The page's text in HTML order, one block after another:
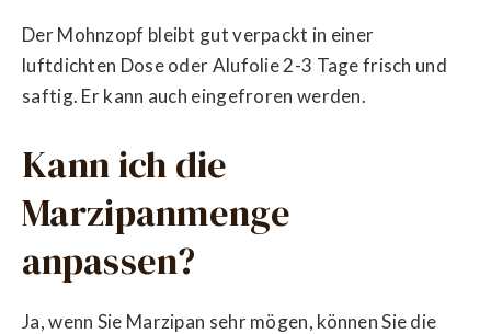
Der Mohnzopf bleibt gut verpackt in einer
luftdichten Dose oder Alufolie 2-3 Tage frisch und
saftig. Er kann auch eingefroren werden.
Kann ich die
Marzipanmenge
anpassen?
Ja, wenn Sie Marzipan sehr mögen, können Sie die